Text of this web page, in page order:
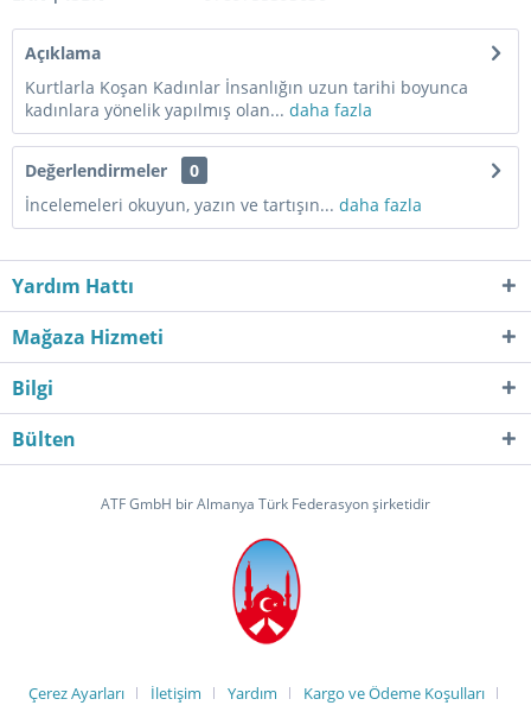
Açıklama
Kurtlarla Koşan Kadınlar İnsanlığın uzun tarihi boyunca
kadınlara yönelik yapılmış olan... daha fazla
Değerlendirmeler
0
İncelemeleri okuyun, yazın ve tartışın... daha fazla
Yardım Hattı
Mağaza Hizmeti
Bilgi
Bülten
ATF GmbH bir Almanya Türk Federasyon şirketidir
Çerez Ayarları İletişim Yardım Kargo ve Ödeme Koşulları